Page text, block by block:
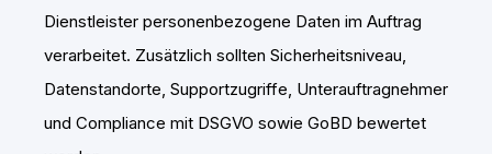
Dienstleister personenbezogene Daten im Auftrag
verarbeitet. Zusätzlich sollten Sicherheitsniveau,
Datenstandorte, Supportzugriffe, Unterauftragnehmer
und Compliance mit DSGVO sowie GoBD bewertet